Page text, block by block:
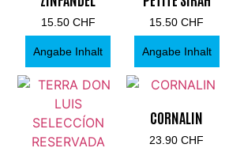
15.50 CHF
Angabe Inhalt
15.50CHF
Angabe Inhalt
CORNALIN
23.90CHF